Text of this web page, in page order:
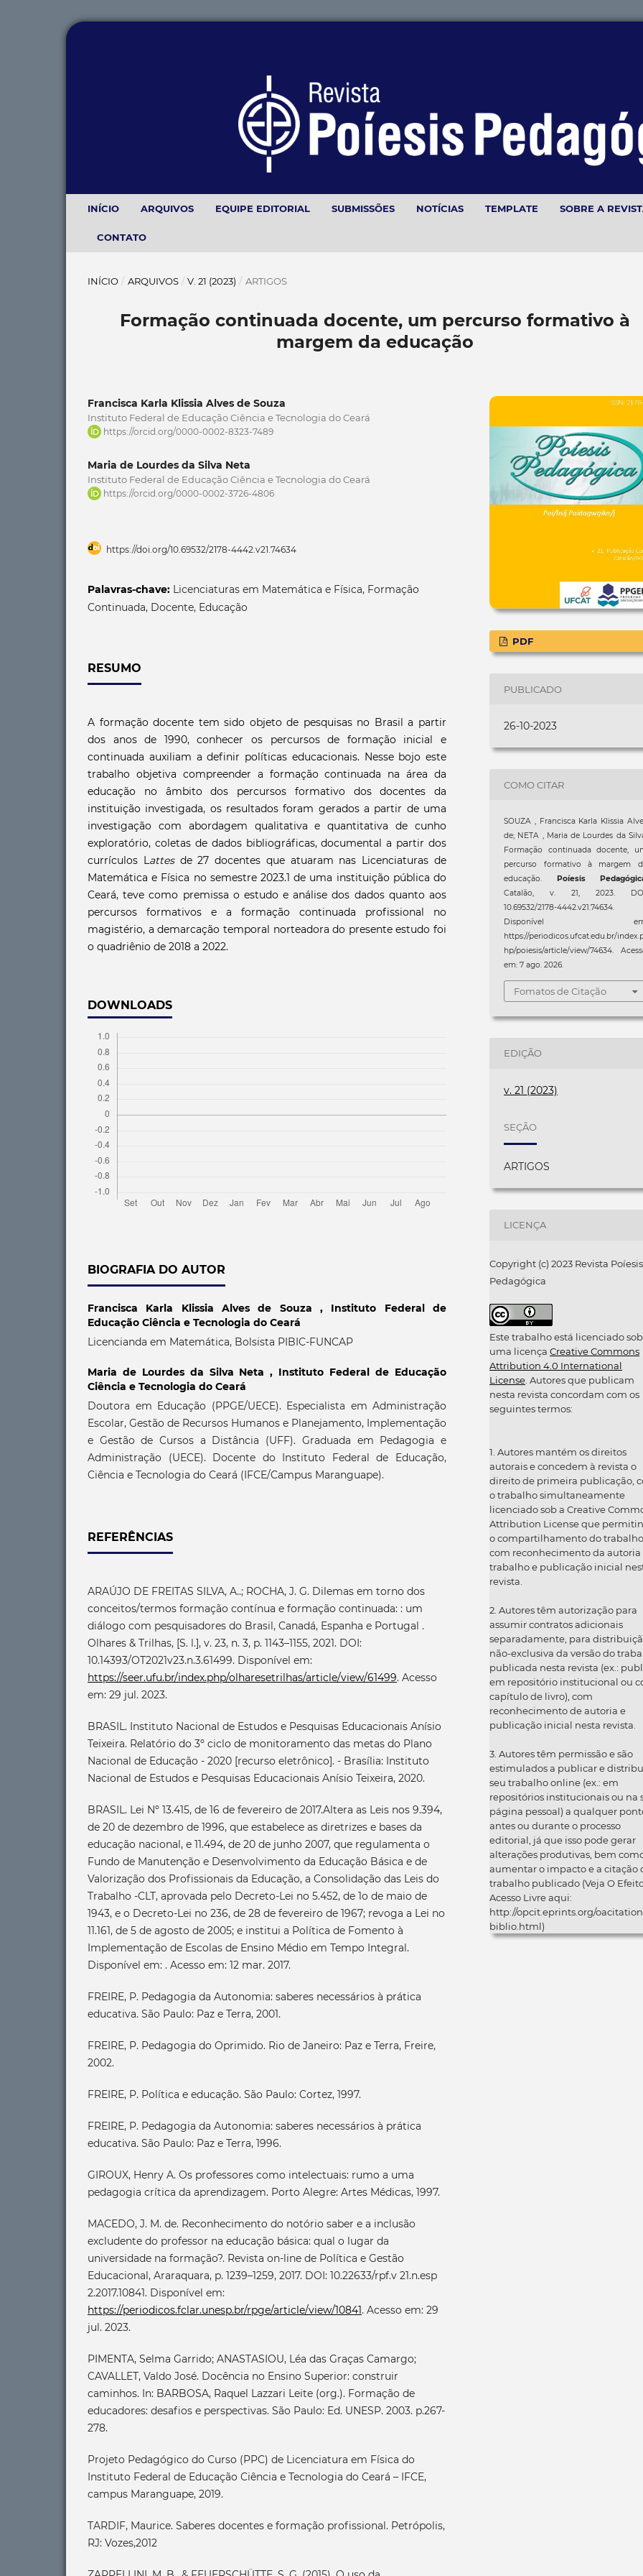
INÍCIO ARQUIVOS EQUIPE EDITORIAL SUBMISSÕES NOTÍCIAS TEMPLATE SOBRE A
CONTATO
INÍCIO / ARQUIVOS / V. 21 (2023) / ARTIGOS
Formação continuada docente, um percurso formativo à
margem da educação
Francisca Karla Klissia Alves de Souza
Instituto Federal de Educação Ciência e Tecnologia do Ceará
https://orcid.org/0000-0002-8323-7489
Maria de Lourdes da Silva Neta
Instituto Federal de Educação Ciência e Tecnologia do Ceará
https://orcid.org/0000-0002-3726-4806
https://doi.org/10.69532/2178-4442.v21.74634
Palavras-chave: Licenciaturas em Matemática e Física, Formação
Continuada, Docente, Educação
RESUMO
A formação docente tem sido objeto de pesquisas no Brasil a partir
dos anos de 1990, conhecer os percursos de formação inicial e
continuada auxiliam a definir políticas educacionais. Nesse bojo este
trabalho objetiva compreender a formação continuada na área da
educação no âmbito dos percursos formativo dos docentes da
instituição investigada, os resultados foram gerados a partir de uma
investigação com abordagem qualitativa e quantitativa de cunho
exploratório, coletas de dados bibliográficas, documental a partir dos
currículos Lattesde 27 docentes que atuaram nas Licenciaturas de
Matemática e Física no semestre 2023.1 de uma instituição pública do
Ceará, teve como premissa o estudo e análise dos dados quanto aos
percursos formativos e a formação continuada profissional no
magistério, a demarcação temporal norteadora do presente estudo foi
o quadriênio de 2018 a 2022.
DOWNLOADS
BIOGRAFIA DO AUTOR
Francisca Karla Klissia Alves de Souza , Instituto Federal de
Educação Ciência e Tecnologia do Ceará
Licencianda em Matemática, Bolsista PIBIC-FUNCAP
Maria de Lourdes da Silva Neta , Instituto Federal de Educação
Ciência e Tecnologia do Ceará
Doutora em Educação (PPGE/UECE). Especialista em Administração
Escolar, Gestão de Recursos Humanos e Planejamento, Implementação
e Gestão de Cursos a Distância (UFF). Graduada em Pedagogia e
Administração (UECE). Docente do Instituto Federal de Educação,
Ciência e Tecnologia do Ceará (IFCE/Campus Maranguape).
REFERÊNCIAS
ARAÚJO DE FREITAS SILVA, A..; ROCHA, J. G. Dilemas em torno dos
conceitos/termos formação contínua e formação continuada: : um
diálogo com pesquisadores do Brasil, Canadá, Espanha e Portugal .
Olhares & Trilhas, [S. l.], v. 23, n. 3, p. 1143–1155, 2021. DOI:
10.14393/OT2021v23.n.3.61499. Disponível em:
https://seer.ufu.br/index.php/olharesetrilhas/article/view/61499. Acesso
em: 29 jul. 2023.
BRASIL. Instituto Nacional de Estudos e Pesquisas Educacionais Anísio
Teixeira. Relatório do 3º ciclo de monitoramento das metas do Plano
Nacional de Educação - 2020 [recurso eletrônico]. - Brasília: Instituto
Nacional de Estudos e Pesquisas Educacionais Anísio Teixeira, 2020.
BRASIL. Lei Nº 13.415, de 16 de fevereiro de 2017.Altera as Leis nos 9.394,
de 20 de dezembro de 1996, que estabelece as diretrizes e bases da
educação nacional, e 11.494, de 20 de junho 2007, que regulamenta o
Fundo de Manutenção e Desenvolvimento da Educação Básica e de
Valorização dos Profissionais da Educação, a Consolidação das Leis do
Trabalho -CLT, aprovada pelo Decreto-Lei no 5.452, de 1o de maio de
1943, e o Decreto-Lei no 236, de 28 de fevereiro de 1967; revoga a Lei no
11.161, de 5 de agosto de 2005; e institui a Política de Fomento à
Implementação de Escolas de Ensino Médio em Tempo Integral.
Disponível em: . Acesso em: 12 mar. 2017.
FREIRE, P. Pedagogia da Autonomia: saberes necessários à prática
educativa. São Paulo: Paz e Terra, 2001.
FREIRE, P. Pedagogia do Oprimido. Rio de Janeiro: Paz e Terra, Freire,
2002.
FREIRE, P. Política e educação. São Paulo: Cortez, 1997.
FREIRE, P. Pedagogia da Autonomia: saberes necessários à prática
educativa. São Paulo: Paz e Terra, 1996.
GIROUX, Henry A. Os professores como intelectuais: rumo a uma
pedagogia crítica da aprendizagem. Porto Alegre: Artes Médicas, 1997.
MACEDO, J. M. de. Reconhecimento do notório saber e a inclusão
excludente do professor na educação básica: qual o lugar da
universidade na formação?. Revista on-line de Política e Gestão
Educacional, Araraquara, p. 1239–1259, 2017. DOI: 10.22633/rpf.v 21.n.esp
2.2017.10841. Disponível em:
https://periodicos.fclar.unesp.br/rpge/article/view/10841. Acesso em: 29
jul. 2023.
PIMENTA, Selma Garrido; ANASTASIOU, Léa das Graças Camargo;
CAVALLET, Valdo José. Docência no Ensino Superior: construir
caminhos. In: BARBOSA, Raquel Lazzari Leite (org.). Formação de
educadores: desafios e perspectivas. São Paulo: Ed. UNESP. 2003. p.267-
278.
Projeto Pedagógico do Curso (PPC) de Licenciatura em Física do
Instituto Federal de Educação Ciência e Tecnologia do Ceará – IFCE,
campus Maranguape, 2019.
TARDIF, Maurice. Saberes docentes e formação profissional. Petrópolis,
RJ: Vozes,2012
PDF
PUBLICADO
26-10-2023
COMO CITAR
SOUZA , Francisca Karla Klissia
de; NETA , Maria de Lourdes da
Formação continuada docente,
percurso formativo à margem
educação.
Poíesis
Catalão, v. 21, 2023.
10.69532/2178-4442.v21.74634.
Disponível
https://periodicos.ufcat.edu.br/
hp/poiesis/article/view/74634.
em: 7 ago. 2026.
Fomatos de Citação
EDIÇÃO
v. 21 (2023)
SEÇÃO
ARTIGOS
LICENÇA
Copyright (c) 2023 Revista Poíesis
Pedagógica
Este trabalho está licenciado sob
uma licença Creative Commons
Attribution 4.0 International
License . Autores que publicam
nesta revista concordam com os
seguintes termos:
1. Autores mantém os direitos
autorais e concedem à revista o
direito de primeira publicação,
o trabalho simultaneamente
licenciado sob a Creative
Attribution License que
o compartilhamento do trabalho
com reconhecimento da autoria
trabalho e publicação inicial
revista.
2. Autores têm autorização para
assumir contratos adicionais
separadamente, para
não-exclusiva da versão do
publicada nesta revista (ex.:
em repositório institucional ou
capítulo de livro), com
reconhecimento de autoria e
publicação inicial nesta revista.
3. Autores têm permissão e são
estimulados a publicar e
seu trabalho online (ex.: em
repositórios institucionais ou na
página pessoal) a qualquer
antes ou durante o processo
editorial, já que isso pode gerar
alterações produtivas, bem
aumentar o impacto e a citação
trabalho publicado (Veja O
Acesso Livre aqui:
http://opcit.eprints.org/
biblio.html)